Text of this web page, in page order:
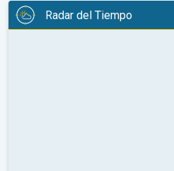
Radar del Tiempo